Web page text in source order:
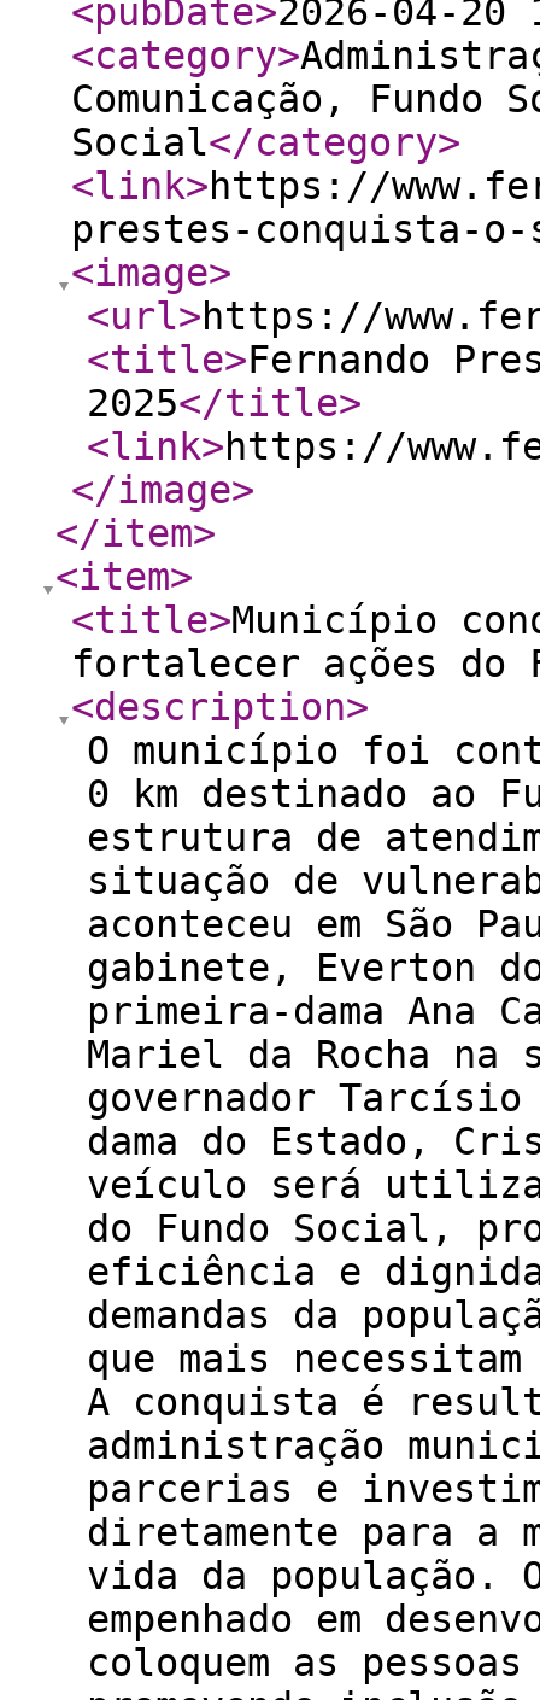
<pubDate>2026-04-20
<category>
Comunicação, Fundo
Social</category>
<link>https://
prestes-conquista-o-
<image>
<url>https://
<title>Fernando
2025</title>
<link>https://
</image>
</item>
<item>
<title>Município
fortalecer ações do
<description>
O município foi
0 km destinado ao
estrutura de
situação de
aconteceu em São
gabinete, Everton
primeira-dama Ana
Mariel da Rocha na
governador
dama do Estado,
veículo será
do Fundo Social,
eficiência e
demandas da
que mais
A conquista é
administração
parcerias e
diretamente para a
vida da população.
empenhado em
coloquem as